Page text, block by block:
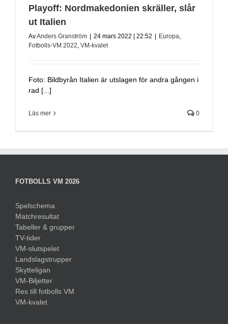
Playoff: Nordmakedonien skräller, slår
ut Italien
AvAnders Granström | 24 mars 2022 | 22:52 | Europa,
Fotbolls-VM 2022, VM-kvalet
Foto: Bildbyrån Italien är utslagen för andra gången i
rad [...]
Läs mer 0
FOTBOLLS VM 2026
Spelschema
Matchresultat
Tabeller & grupper
TV-tider
VM-slutspelet
Landslagstrupper
Skytteligan
VM-Biljetter
Res till fotbolls VM
VM-kvalet